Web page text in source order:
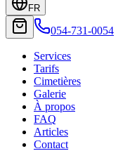
FR
054-731-0054
Services
Tarifs
Cimetières
Galerie
À propos
FAQ
Articles
Contact